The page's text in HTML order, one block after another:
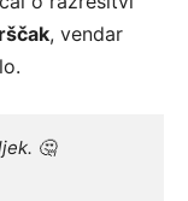
, vendar
🤔